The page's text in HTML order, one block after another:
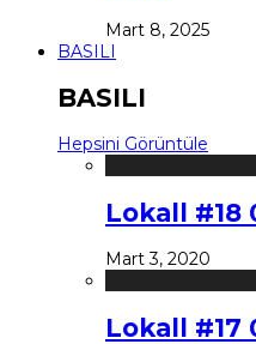
Mart 8, 2025
BASILI
BASILI
Hepsini Görüntüle
Lokall #18
Mart 3, 2020
Lokall #17